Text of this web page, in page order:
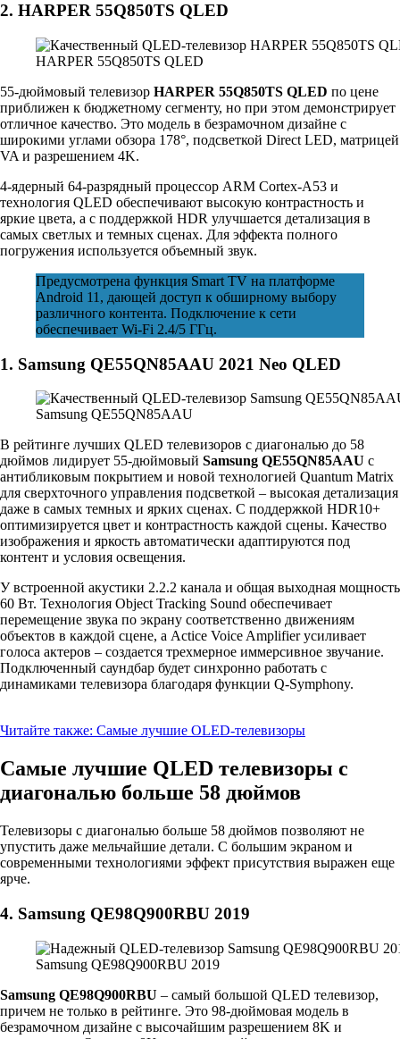
2. HARPER 55Q850TS QLED
HARPER 55Q850TS QLED
55-дюймовый телевизор HARPER 55Q850TS QLED по цене
приближен к бюджетному сегменту, но при этом демонстрирует
отличное качество. Это модель в безрамочном дизайне с
широкими углами обзора 178°, подсветкой Direct LED, матрицей
VA и разрешением 4K.
4-ядерный 64-разрядный процессор ARM Cortex-A53 и
технология QLED обеспечивают высокую контрастность и
яркие цвета, а с поддержкой HDR улучшается детализация в
самых светлых и темных сценах. Для эффекта полного
погружения используется объемный звук.
Предусмотрена функция Smart TV на платформе
Android 11, дающей доступ к обширному выбору
различного контента. Подключение к сети
обеспечивает Wi-Fi 2.4/5 ГГц.
1. Samsung QE55QN85AAU 2021 Neo QLED
Samsung QE55QN85AAU
В рейтинге лучших QLED телевизоров с диагональю до 58
дюймов лидирует 55-дюймовый Samsung QE55QN85AAU с
антибликовым покрытием и новой технологией Quantum Matrix
для сверхточного управления подсветкой – высокая детализация
даже в самых темных и ярких сценах. С поддержкой HDR10+
оптимизируется цвет и контрастность каждой сцены. Качество
изображения и яркость автоматически адаптируются под
контент и условия освещения.
У встроенной акустики 2.2.2 канала и общая выходная мощность
60 Вт. Технология Object Tracking Sound обеспечивает
перемещение звука по экрану соответственно движениям
объектов в каждой сцене, а Actice Voice Amplifier усиливает
голоса актеров – создается трехмерное иммерсивное звучание.
Подключенный саундбар будет синхронно работать с
динамиками телевизора благодаря функции Q-Symphony.
Читайте также: Самые лучшие OLED-телевизоры
Самые лучшие QLED телевизоры с
диагональю больше 58 дюймов
Телевизоры с диагональю больше 58 дюймов позволяют не
упустить даже мельчайшие детали. С большим экраном и
современными технологиями эффект присутствия выражен еще
ярче.
4. Samsung QE98Q900RBU 2019
Samsung QE98Q900RBU 2019
Samsung QE98Q900RBU – самый большой QLED телевизор,
причем не только в рейтинге. Это 98-дюймовая модель в
безрамочном дизайне с высочайшим разрешением 8K и